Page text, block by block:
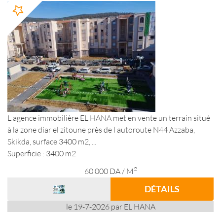
L agence immobilière EL HANA met en vente un terrain situé
à la zone diar el zitoune près de l autoroute N44 Azzaba,
Skikda, surface 3400 m2, ...
Superficie : 3400 m2
60 000 DA/ M 2
DÉTAILS
le 19-7-2026 par EL HANA